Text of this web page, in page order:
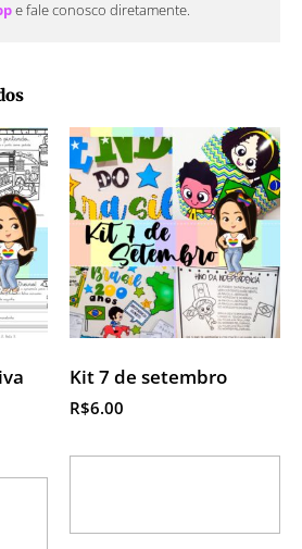
Kit 7 de setembro
R$6.00
e fale conosco diretamente.